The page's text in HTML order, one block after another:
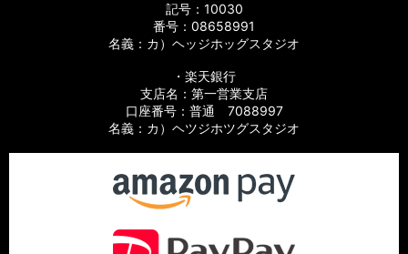
記号：10030
番号：08658991
名義：カ）ヘッジホッグスタジオ
・楽天銀行
支店名：第一営業支店
口座番号：普通 7088997
名義：カ）ヘツジホツグスタジオ